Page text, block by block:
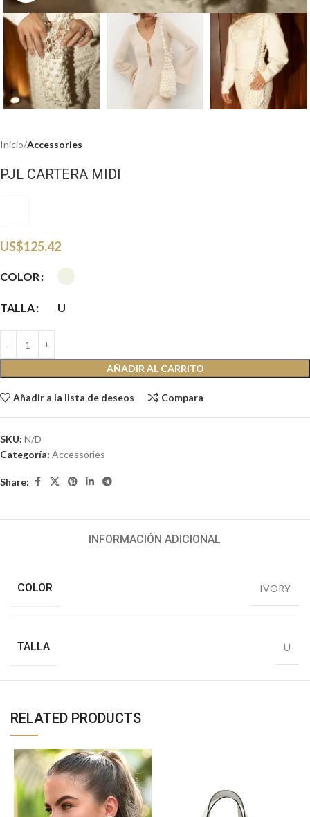
Inicio Accessories
PJL CARTERA MIDI
US$125.42
COLOR
TALLA U
AÑADIR AL CARRITO
Añadir a la lista de deseos Compara
SKU: N/D
Categoría: Accessories
Share:
INFORMACIÓN ADICIONAL
COLOR IVORY
TALLA U
RELATED PRODUCTS